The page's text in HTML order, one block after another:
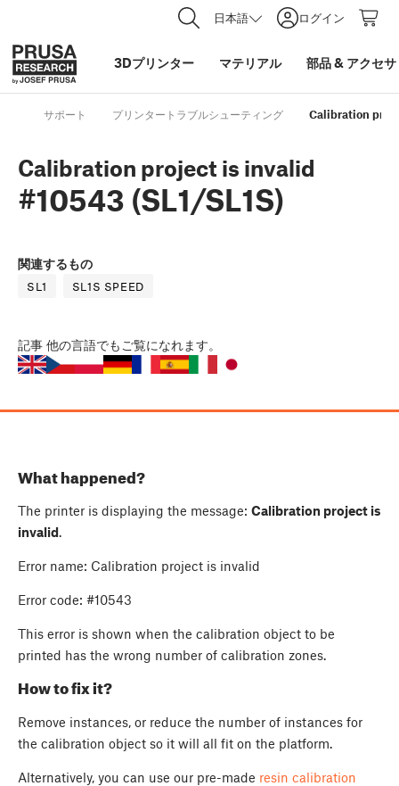
日本語 ログイン
3Dプリンター マテリアル 部品& アクセ
サポート プリンタートラブルシューティング Calibration
Calibration project is invalid
#10543 (SL1/SL1S)
関連するもの
SL1 SL1S SPEED
記事 他の言語でもご覧になれます。
What happened?
The printer is displaying the message: Calibration project is
invalid.
Error name: Calibration project is invalid
Error code: #10543
This error is shown when the calibration object to be
printed has the wrong number of calibration zones.
How to fix it?
Remove instances, or reduce the number of instances for
the calibration object so it will all fit on the platform.
Alternatively, you can use our pre-made resin calibration